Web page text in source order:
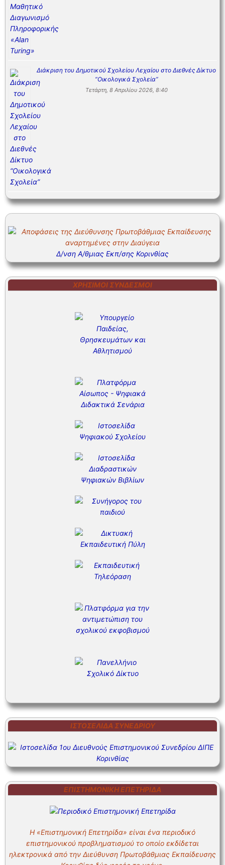
Διάκριση του Δημοτικού Σχολείου Λεχαίου στο Διεθνές Δίκτυο
“Οικολογικά Σχολεία”
Τετάρτη, 8 Απριλίου 2026, 8:40
Δ/νση Α/θμιας Εκπ/σης Κορινθίας
ΧΡΉΣΙΜΟΙ ΣΎΝΔΕΣΜΟΙ
ΙΣΤΟΣΕΛΊΔΑ ΣΥΝΕΔΡΊΟΥ
ΕΠΙΣΤΗΜΟΝΙΚΗ ΕΠΕΤΗΡΙΔΑ
Η «Επιστημονική Επετηρίδα» είναι ένα περιοδικό
επιστημονικού προβληματισμού το οποίο εκδίδεται
ηλεκτρονικά από την Διεύθυνση Πρωτοβάθμιας Εκπαίδευσης